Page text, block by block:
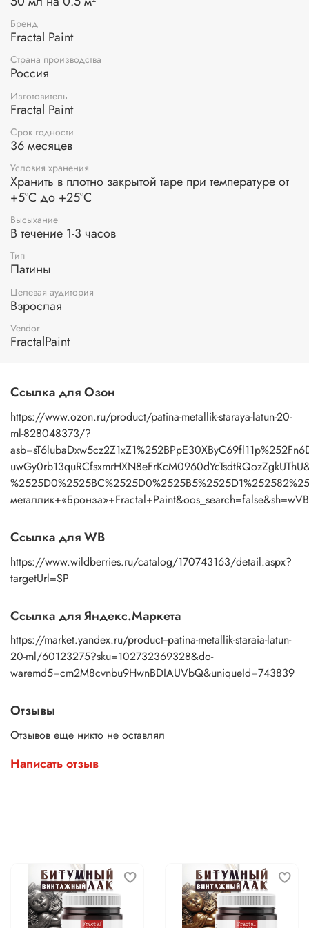
Бренд
Fractal Paint
Страна производства
Россия
Изготовитель
Fractal Paint
Срок годности
36 месяцев
Условия хранения
Хранить в плотно закрытой таре при температуре от
+5°С до +25°С
Высыхание
В течение 1-3 часов
Тип
Патины
Целевая аудитория
Взрослая
Vendor
FractalPaint
Ссылка для Озон
https://www.ozon.ru/product/patina-metallik-staraya-latun-20-
ml-828048373/?
Ссылка для WB
https://www.wildberries.ru/catalog/170743163/detail.aspx?
targetUrl=SP
Ссылка для Яндекс.Маркета
https://market.yandex.ru/product--patina-metallik-staraia-latun-
20-ml/60123275?sku=102732369328&do-
waremd5=cm2M8cvnbu9HwnBDIAUVbQ&uniqueId=743839
Отзывы
Отзывов еще никто не оставлял
Написать отзыв